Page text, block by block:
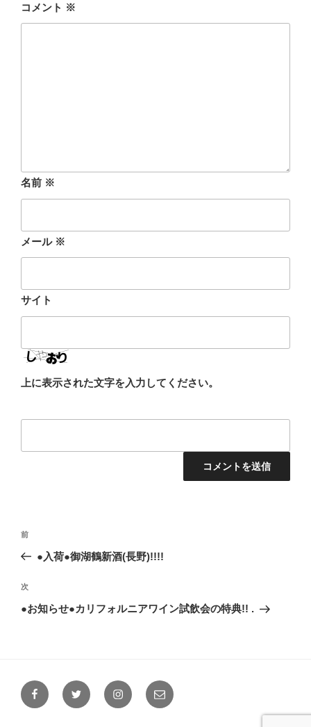
コメント ※
名前 ※
メール ※
サイト
上に表示された文字を入力してください。
投
ビ
ゲ
ン
前
の
稿
前
●入荷●御湖鶴新酒(長野)!!!!
次
の
次
●お知らせ●カリフォルニアワイン試飲会の特典!! .
FacebookTwitter Instagramメ
ー